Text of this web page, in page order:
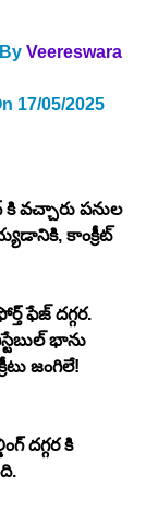
Veereswara
17/05/2025
వచ్చారు పనుల
కాంక్రీట్
ఫేజ్ దగ్గర.
భాను
జంగిలే!
దగ్గర కి